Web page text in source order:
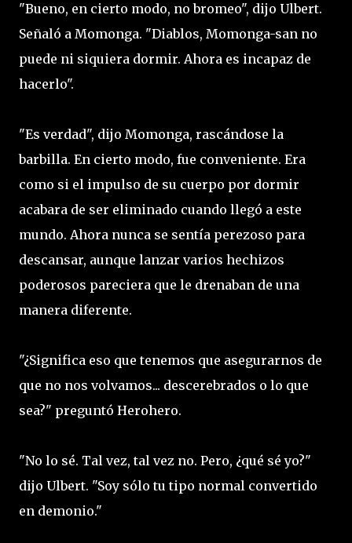
"Bueno, en cierto modo, no bromeo", dijo Ulbert.
Señaló a Momonga. "Diablos, Momonga-san no
puede ni siquiera dormir. Ahora es incapaz de
hacerlo".
"Es verdad", dijo Momonga, rascándose la
barbilla. En cierto modo, fue conveniente. Era
como si el impulso de su cuerpo por dormir
acabara de ser eliminado cuando llegó a este
mundo. Ahora nunca se sentía perezoso para
descansar, aunque lanzar varios hechizos
poderosos pareciera que le drenaban de una
manera diferente.
"¿Significa eso que tenemos que asegurarnos de
que no nos volvamos... descerebrados o lo que
sea?" preguntó Herohero.
"No lo sé. Tal vez, tal vez no. Pero, ¿qué sé yo?"
dijo Ulbert. "Soy sólo tu tipo normal convertido
en demonio."